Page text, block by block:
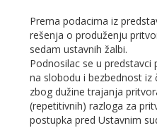
Prema podacima iz
rešenja o produženju
sedam ustavnih žalbi.
Podnosilac se u predstavci
na slobodu i bezbednost iz
zbog dužine trajanja
(repetitivnih) razloga za
postupka pred Ustavnim